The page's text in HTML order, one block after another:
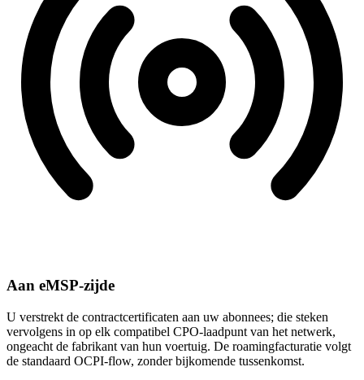
Aan eMSP-zijde
U verstrekt de contractcertificaten aan uw abonnees; die steken
vervolgens in op elk compatibel CPO-laadpunt van het netwerk,
ongeacht de fabrikant van hun voertuig. De roamingfacturatie volgt
de standaard OCPI-flow, zonder bijkomende tussenkomst.